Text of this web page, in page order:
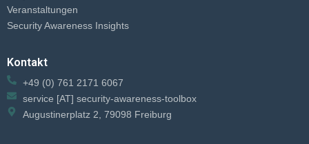
Veranstaltungen
Security Awareness Insights
Kontakt
+49 (0) 761 2171 6067
service [AT] security-awareness-toolbox
Augustinerplatz 2, 79098 Freiburg